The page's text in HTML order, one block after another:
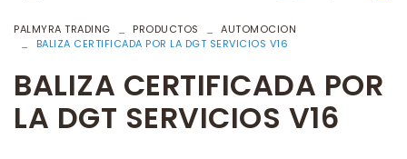
PALMYRA TRADING PRODUCTOS
AUTOMOCION
BALIZA CERTIFICADA POR LA DGT SERVICIOS V16
BALIZA CERTIFICADA POR
LA DGT SERVICIOS V16